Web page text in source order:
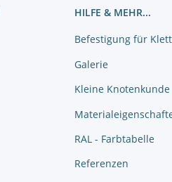
HILFE & MEHR...
Befestigung für
Galerie
Kleine Knotenkunde
RAL - Farbtabelle
Referenzen